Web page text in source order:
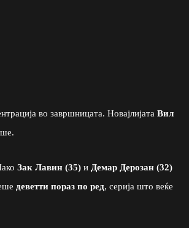
во завршницата. Новajлијата Вил
Зак Лавин (35) и Демар Дерозан (32)
деветти пораз по ред, серија што веќе